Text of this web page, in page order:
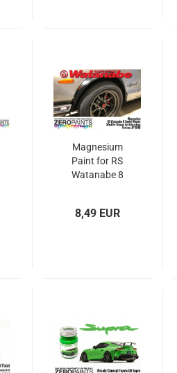
Magnesium
Paint for RS
Watanabe 8
8,49 EUR